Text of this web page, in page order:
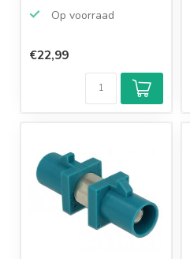
Op voorraad
€22,99